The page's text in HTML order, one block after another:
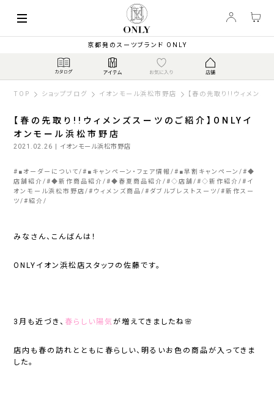
京都発のスーツブランド ONLY
TOP ショップブログ イオンモール浜松市野店 【春の先取り!!ウィメンズ
【春の先取り!!ウィメンズスーツのご紹介】ONLYイ
オンモール浜松市野店
2021.02.26 | イオンモール浜松市野店
# ■オーダーについて # ■キャンペーン・フェア情報 # ■早割キャンペーン #◆
店舗紹介 #◆新作商品紹介 #◆春夏商品紹介 #◇店舗 #◇新作紹介 # イ
オンモール浜松市野店 # ウィメンズ商品 # ダブルブレストスーツ #新作スー
ツ #紹介
みなさん、こんばんは！
ONLYイオン浜松店スタッフの佐藤です。
3月も近づき、 春らしい陽気が増えてきましたね🌸
店内も春の訪れとともに春らしい、明るいお色の商品が入ってきま
した。